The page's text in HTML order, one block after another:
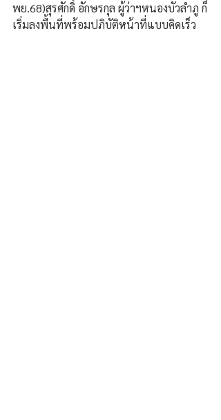
พย.68)สุรศักดิ์ อักษรกุล ผู้ว่าฯหนองบัวลำภู ก็
เริ่มลงพื้นที่พร้อมปฏิบัติหน้าที่แบบคิดเร็ว